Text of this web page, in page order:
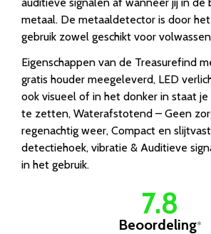
metaal. De metaaldetector is door het
gebruik zowel geschikt voor
Eigenschappen van de Treasurefind
gratis houder meegeleverd, LED
ook visueel of in het donker in staat
te zetten, Waterafstotend – Geen
regenachtig weer, Compact en
detectiehoek, vibratie & Auditieve
in het gebruik.
7.8
Beoordeling*